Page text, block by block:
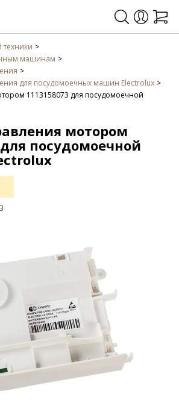
техники
машинам
для посудомоечных машин Electrolux
1113158073 для посудомоечной
мотором
посудомоечной